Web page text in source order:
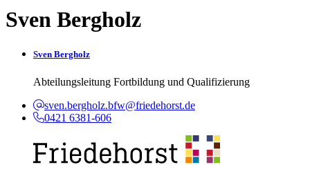
Sven Bergholz
Sven Bergholz
Abteilungsleitung Fortbildung und Qualifizierung
sven.bergholz.bfw@friedehorst.de
0421 6381-606